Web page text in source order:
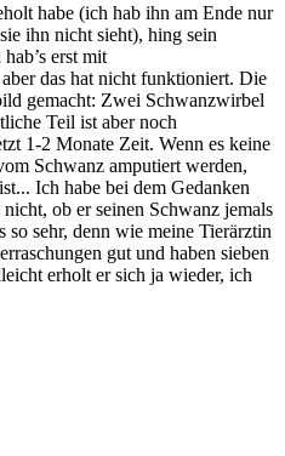
habe (ich hab ihn am Ende nur
ihn nicht sieht), hing sein
erst mit
das hat nicht funktioniert. Die
gemacht: Zwei Schwanzwirbel
Teil ist aber noch
1-2 Monate Zeit. Wenn es keine
Schwanz amputiert werden,
Ich habe bei dem Gedanken
ob er seinen Schwanz jemals
sehr, denn wie meine Tierärztin
gut und haben sieben
erholt er sich ja wieder, ich